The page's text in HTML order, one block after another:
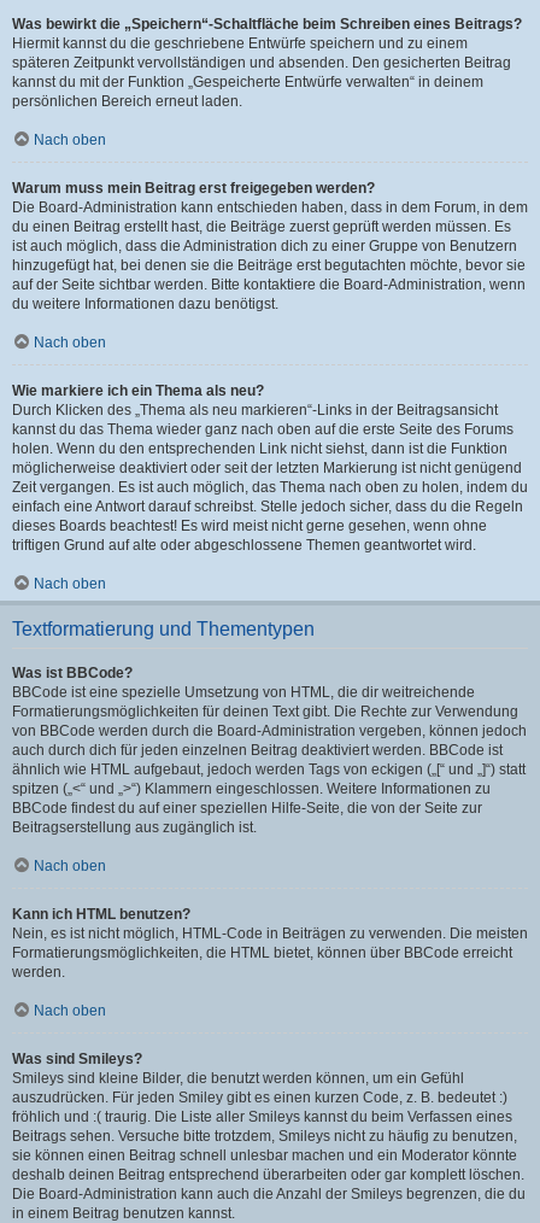
Was bewirkt die „Speichern“-Schaltfläche beim Schreiben eines Beitrags?
Hiermit kannst du die geschriebene Entwürfe speichern und zu einem
späteren Zeitpunkt vervollständigen und absenden. Den gesicherten Beitrag
kannst du mit der Funktion „Gespeicherte Entwürfe verwalten“ in deinem
persönlichen Bereich erneut laden.
Nach oben
Warum muss mein Beitrag erst freigegeben werden?
Die Board-Administration kann entschieden haben, dass in dem Forum, in dem
du einen Beitrag erstellt hast, die Beiträge zuerst geprüft werden müssen. Es
ist auch möglich, dass die Administration dich zu einer Gruppe von Benutzern
hinzugefügt hat, bei denen sie die Beiträge erst begutachten möchte, bevor sie
auf der Seite sichtbar werden. Bitte kontaktiere die Board-Administration, wenn
du weitere Informationen dazu benötigst.
Nach oben
Wie markiere ich ein Thema als neu?
Durch Klicken des „Thema als neu markieren“-Links in der Beitragsansicht
kannst du das Thema wieder ganz nach oben auf die erste Seite des Forums
holen. Wenn du den entsprechenden Link nicht siehst, dann ist die Funktion
möglicherweise deaktiviert oder seit der letzten Markierung ist nicht genügend
Zeit vergangen. Es ist auch möglich, das Thema nach oben zu holen, indem du
einfach eine Antwort darauf schreibst. Stelle jedoch sicher, dass du die Regeln
dieses Boards beachtest! Es wird meist nicht gerne gesehen, wenn ohne
triftigen Grund auf alte oder abgeschlossene Themen geantwortet wird.
Nach oben
Textformatierung und Thementypen
Was ist BBCode?
BBCode ist eine spezielle Umsetzung von HTML, die dir weitreichende
Formatierungsmöglichkeiten für deinen Text gibt. Die Rechte zur Verwendung
von BBCode werden durch die Board-Administration vergeben, können jedoch
auch durch dich für jeden einzelnen Beitrag deaktiviert werden. BBCode ist
ähnlich wie HTML aufgebaut, jedoch werden Tags von eckigen („[“ und „]“) statt
spitzen („<“ und „>“) Klammern eingeschlossen. Weitere Informationen zu
BBCode findest du auf einer speziellen Hilfe-Seite, die von der Seite zur
Beitragserstellung aus zugänglich ist.
Nach oben
Kann ich HTML benutzen?
Nein, es ist nicht möglich, HTML-Code in Beiträgen zu verwenden. Die meisten
Formatierungsmöglichkeiten, die HTML bietet, können über BBCode erreicht
werden.
Nach oben
Was sind Smileys?
Smileys sind kleine Bilder, die benutzt werden können, um ein Gefühl
auszudrücken. Für jeden Smiley gibt es einen kurzen Code, z. B. bedeutet :)
fröhlich und :( traurig. Die Liste aller Smileys kannst du beim Verfassen eines
Beitrags sehen. Versuche bitte trotzdem, Smileys nicht zu häufig zu benutzen,
sie können einen Beitrag schnell unlesbar machen und ein Moderator könnte
deshalb deinen Beitrag entsprechend überarbeiten oder gar komplett löschen.
Die Board-Administration kann auch die Anzahl der Smileys begrenzen, die du
in einem Beitrag benutzen kannst.